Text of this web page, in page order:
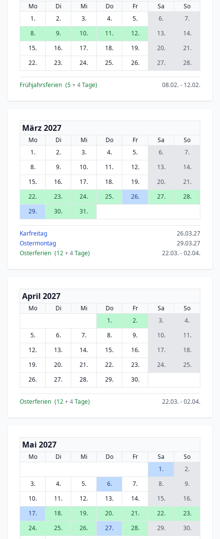
Mo Di Mi Do Fr Sa
So
1.
2. 3. 4. 5. 6.
7.
8.
9. 10. 11. 12. 13.
14.
15.
16. 17. 18. 19. 20.
21.
22.
23. 24. 25. 26. 27. 28.
Frühjahrsferien (5+ 4Tage) 08.02. - 12.02.
März 2027
Mo Di Mi Do Fr Sa
So
1.
2. 3. 4. 5. 6.
7.
8.
9. 10. 11. 12. 13.
14.
15.
16. 17. 18. 19. 20.
21.
22.
23. 24. 25. 26. 27.
28.
29.
30. 31.
Karfreitag
26.03.27
Ostermontag
29.03.27
Osterferien (12+ 4Tage) 22.03. - 02.04.
April 2027
Mo Di Mi Do Fr Sa
So
1.
2. 3.
4.
5.
6. 7. 8. 9. 10.
11.
12.
13. 14. 15. 16. 17.
18.
19.
20. 21. 22. 23. 24.
25.
26.
27. 28. 29. 30.
Osterferien (12+ 4Tage) 22.03. - 02.04.
Mai 2027
Mo Di Mi Do Fr Sa
So
1.
2.
3.
4. 5. 6. 7. 8.
9.
10.
11. 12. 13. 14. 15.
16.
17.
18. 19. 20. 21. 22.
23.
24.
25. 26. 27. 28. 29.
30.